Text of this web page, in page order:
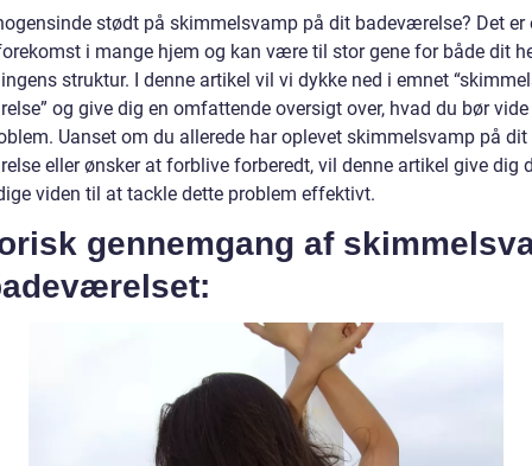
stødt på skimmelsvamp på dit badeværelse? Det er
i mange hjem og kan være til stor gene for både dit
struktur. I denne artikel vil vi dykke ned i emnet
og give dig en omfattende oversigt over, hvad du bør
Uanset om du allerede har oplevet skimmelsvamp på dit
eller ønsker at forblive forberedt, vil denne artikel give dig
viden til at tackle dette problem effektivt.
gennemgang af